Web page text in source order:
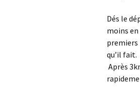
Dés le
moins
premiers
qu’il fait.
Après